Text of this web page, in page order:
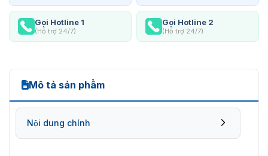
Gọi Hotline 1
(Hỗ trợ 24/7)
Gọi Hotline 2
(Hỗ trợ 24/7)
Mô tả sản phẩm
Nội dung chính